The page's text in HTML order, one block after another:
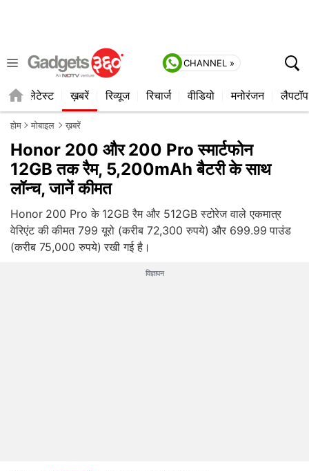
CHANNEL »
लेटेस्ट ख़बरें रिव्यूज रिचार्ज वीडियो मनोरंजन लैपटॉप
होम मोबाइल ख़बरें
Honor 200 और 200 Pro स्मार्टफोन
12GB तक रैम, 5,200mAh बैटरी के साथ
लॉन्च, जानें कीमत
Honor 200 Pro के 12GB रैम और 512GB स्टोरेज वाले एकमात्र
वेरिएंट की कीमत 799 यूरो (करीब 72,300 रुपये) और 699.99 पाउंड
(करीब 75,000 रुपये) रखी गई है।
विज्ञापन